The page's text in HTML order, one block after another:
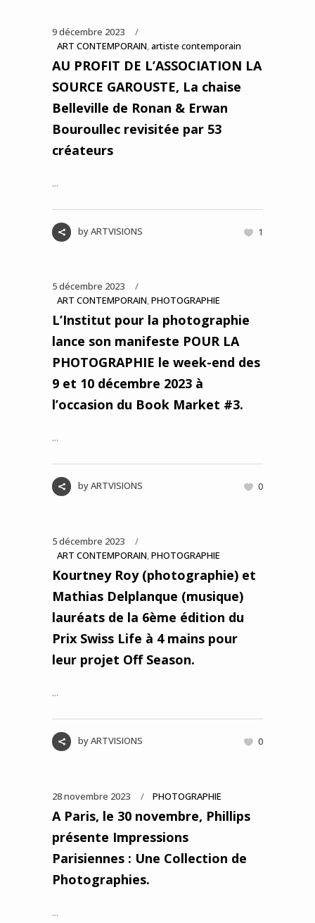
9 décembre 2023
ART CONTEMPORAIN artiste contemporain
AU PROFIT DE L’ASSOCIATION LA
SOURCE GAROUSTE, La chaise
Belleville de Ronan & Erwan
Bouroullec revisitée par 53
créateurs
...
byARTVISIONS 1
5 décembre 2023
ART CONTEMPORAIN,PHOTOGRAPHIE
L’Institut pour la photographie
lance son manifeste POUR LA
PHOTOGRAPHIE le week-end des
9 et 10 décembre 2023 à
l’occasion du Book Market #3.
...
byARTVISIONS 0
5 décembre 2023
ART CONTEMPORAIN,PHOTOGRAPHIE
Kourtney Roy (photographie) et
Mathias Delplanque (musique)
lauréats de la 6ème édition du
Prix Swiss Life à 4 mains pour
leur projet Off Season.
...
byARTVISIONS 0
28 novembre 2023 PHOTOGRAPHIE
A Paris, le 30 novembre, Phillips
présente Impressions
Parisiennes : Une Collection de
Photographies.
...